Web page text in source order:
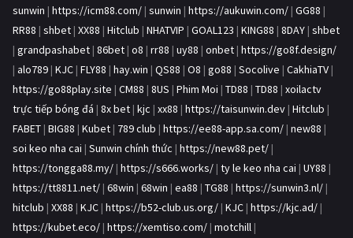
sunwin | https://icm88.com/ | sunwin | https://aukuwin.com/ | GG88 |
RR88 | shbet | XX88 | Hitclub | NHATVIP | GOAL123 | KING88 | 8DAY | shbet
| grandpashabet | 86bet | o8 | rr88 | uy88 | onbet | https://go8f.design/
| alo789 | KJC | FLY88 | hay.win | QS88 | O8 | go88 | Socolive | CakhiaTV |
https://go88play.site | CM88 | 8US | Phim Moi | TD88 | TD88 | xoilactv
trực tiếp bóng đá | 8x bet | kjc | xx88 | https://taisunwin.dev | Hitclub |
FABET | BIG88 | Kubet | 789 club | https://ee88-app.sa.com/ | new88 |
soi keo nha cai | Sunwin chính thức | https://new88.pet/ |
https://tongga88.my/ | https://s666.works/ | ty le keo nha cai | UY88 |
https://tt8811.net/ | 68win | 68win | ea88 | TG88 | https://sunwin3.nl/ |
hitclub | XX88 | KJC | https://b52-club.us.org/ | KJC | https://kjc.ad/ |
https://kubet.eco/ | https://xemtiso.com/ | motchill |